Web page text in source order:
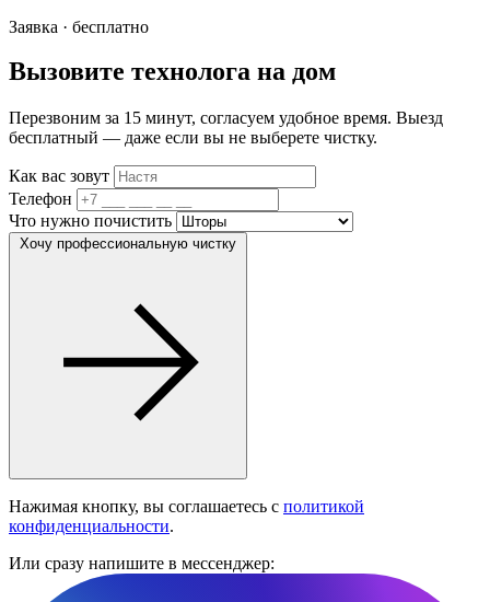
Заявка · бесплатно
Вызовите технолога на дом
Перезвоним за 15 минут, согласуем удобное время. Выезд
бесплатный — даже если вы не выберете чистку.
Как вас зовут
Телефон
Что нужно почистить
Хочу профессиональную чистку
Нажимая кнопку, вы соглашаетесь с политикой
конфиденциальности.
Или сразу напишите в мессенджер: